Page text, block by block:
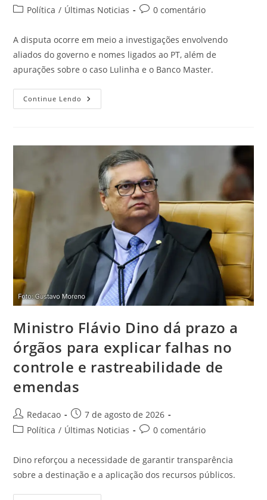
Política / Últimas Noticias 0 comentário
A disputa ocorre em meio a investigações envolvendo
aliados do governo e nomes ligados ao PT, além de
apurações sobre o caso Lulinha e o Banco Master.
Continue Lendo
Ministro Flávio Dino dá prazo a
órgãos para explicar falhas no
controle e rastreabilidade de
emendas
Redacao
7 de agosto de 2026
Política / Últimas Noticias 0 comentário
Dino reforçou a necessidade de garantir transparência
sobre a destinação e a aplicação dos recursos públicos.